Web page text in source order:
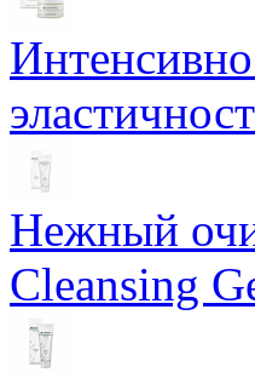
Нежный
Cleansing